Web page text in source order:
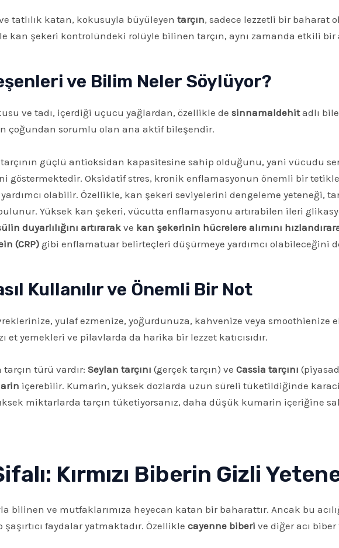
tatlılık katan, kokusuyla büyüleyen tarçın, sadece lezzetli bir baharat
kan şekeri kontrolündeki rolüyle bilinen tarçın, aynı zamanda etkili
ve Bilim Neler Söylüyor?
ve tadı, içerdiği uçucu yağlardan, özellikle de sinnamaldehitadlı
çoğundan sorumlu olan ana aktif bileşendir.
güçlü antioksidan kapasitesine sahip olduğunu, yani vücudu
göstermektedir. Oksidatif stres, kronik enflamasyonun önemli bir
olabilir. Özellikle, kan şekeri seviyelerini dengeleme yeteneği,
Yüksek kan şekeri, vücutta enflamasyonu artırabilen ileri
duyarlılığını artırarakve kan şekerinin hücrelere alımını
(CRP)gibi enflamatuar belirteçleri düşürmeye yardımcı olabileceğini
Kullanılır ve Önemli Bir Not
yulaf ezmenize, yoğurdunuza, kahvenize veya
et yemekleri ve pilavlarda da harika bir lezzet katıcısıdır.
türü vardır: Seylan tarçını (gerçek tarçın) ve Cassia tarçını
içerebilir. Kumarin, yüksek dozlarda uzun süreli tüketildiğinde
miktarlarda tarçın tüketiyorsanız, daha düşük kumarin içeriğine
Kırmızı Biberin Gizli
bilinen ve mutfaklarımıza heyecan katan bir baharattır. Ancak bu
faydalar yatmaktadır. Özellikle cayenne biberi ve diğer acı